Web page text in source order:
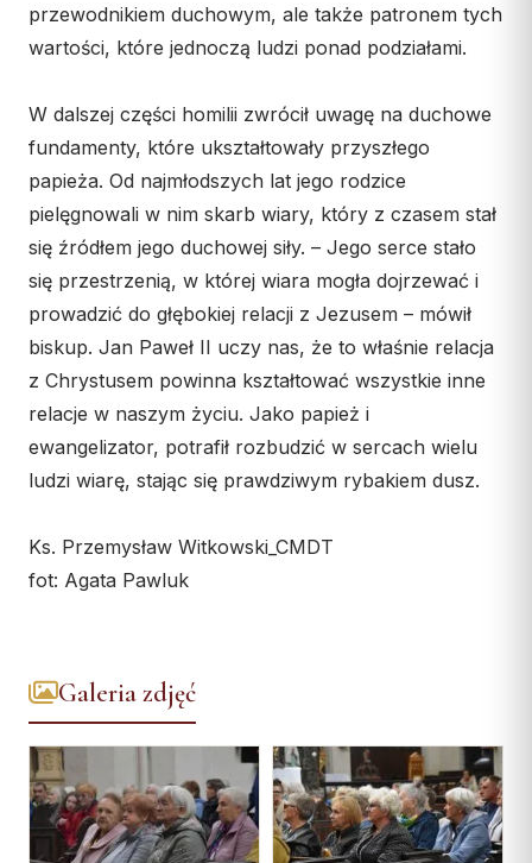
przewodnikiem duchowym, ale także patronem tych
wartości, które jednoczą ludzi ponad podziałami.
W dalszej części homilii zwrócił uwagę na duchowe
fundamenty, które ukształtowały przyszłego
papieża. Od najmłodszych lat jego rodzice
pielęgnowali w nim skarb wiary, który z czasem stał
się źródłem jego duchowej siły. – Jego serce stało
się przestrzenią, w której wiara mogła dojrzewać i
prowadzić do głębokiej relacji z Jezusem – mówił
biskup. Jan Paweł II uczy nas, że to właśnie relacja
z Chrystusem powinna kształtować wszystkie inne
relacje w naszym życiu. Jako papież i
ewangelizator, potrafił rozbudzić w sercach wielu
ludzi wiarę, stając się prawdziwym rybakiem dusz.
Ks. Przemysław Witkowski_CMDT
fot: Agata Pawluk
Galeria zdjęć